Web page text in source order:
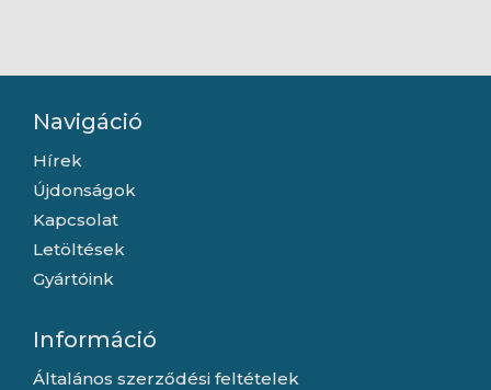
Navigáció
Hírek
Újdonságok
Kapcsolat
Letöltések
Gyártóink
Információ
Általános szerződési feltételek